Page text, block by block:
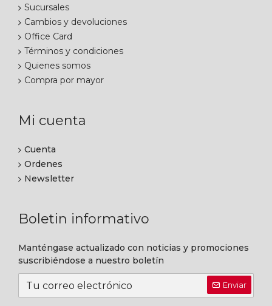
Sucursales
Cambios y devoluciones
Office Card
Términos y condiciones
Quienes somos
Compra por mayor
Mi cuenta
Cuenta
Ordenes
Newsletter
Boletin informativo
Manténgase actualizado con noticias y promociones
suscribiéndose a nuestro boletín
Enviar